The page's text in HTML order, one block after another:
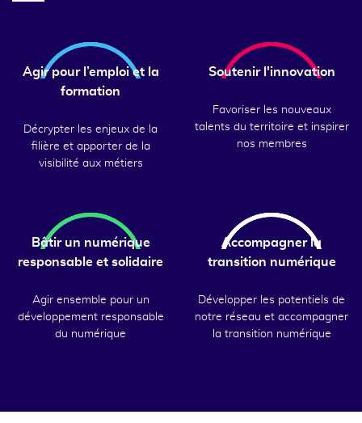
Agir pour l’emploi et la
formation
Décrypter les enjeux de la
filière et apporter de la
visibilité aux métiers
Soutenir l'innovation
Favoriser les nouveaux
talents du territoire et inspirer
nos membres
Bâtir un numérique
responsable et solidaire
Agir ensemble pour un
développement responsable
du numérique
Accompagner la
transition numérique
Développer les potentiels de
notre réseau et accompagner
la transition numérique